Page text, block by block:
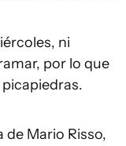
ni
por lo que
de Mario Risso,